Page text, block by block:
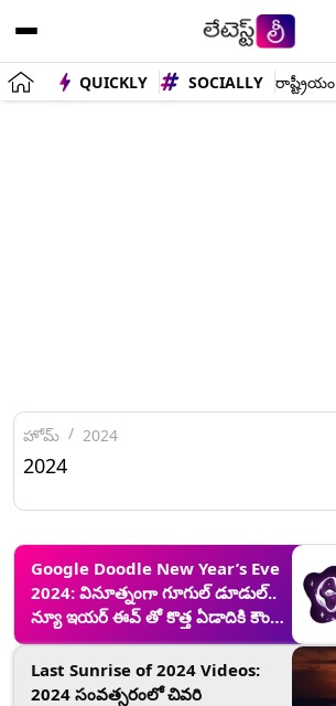
QUICKLY SOCIALLY రాష్ట్రీయం
హోమ్ 2024
2024
Google Doodle New Year’s Eve
2024: వినూత్నంగా గూగుల్ డూడుల్..
న్యూ ఇయర్ ఈవ్ తో కొత్త ఏడాదికి కౌంట్
డౌన్
Last Sunrise of 2024 Videos:
2024 సంవత్సరంలో చివరి